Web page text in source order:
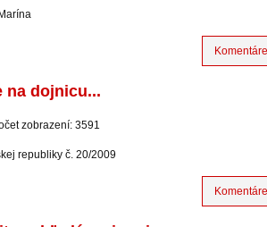
na dojnicu...
zobrazení: 3591
republiky č. 20/2009